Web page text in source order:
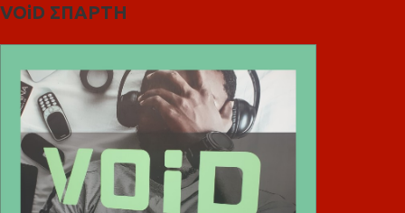
VOiD ΣΠΑΡΤΗ